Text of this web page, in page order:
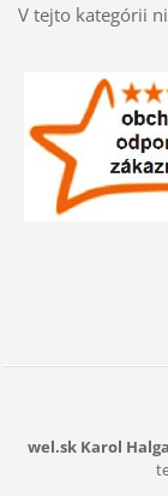
V tejto kategórii
wel.sk Karol